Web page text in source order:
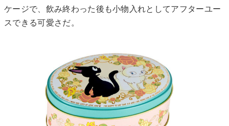
ケージで、飲み終わった後も小物入れとしてアフターユー
スできる可愛さだ。